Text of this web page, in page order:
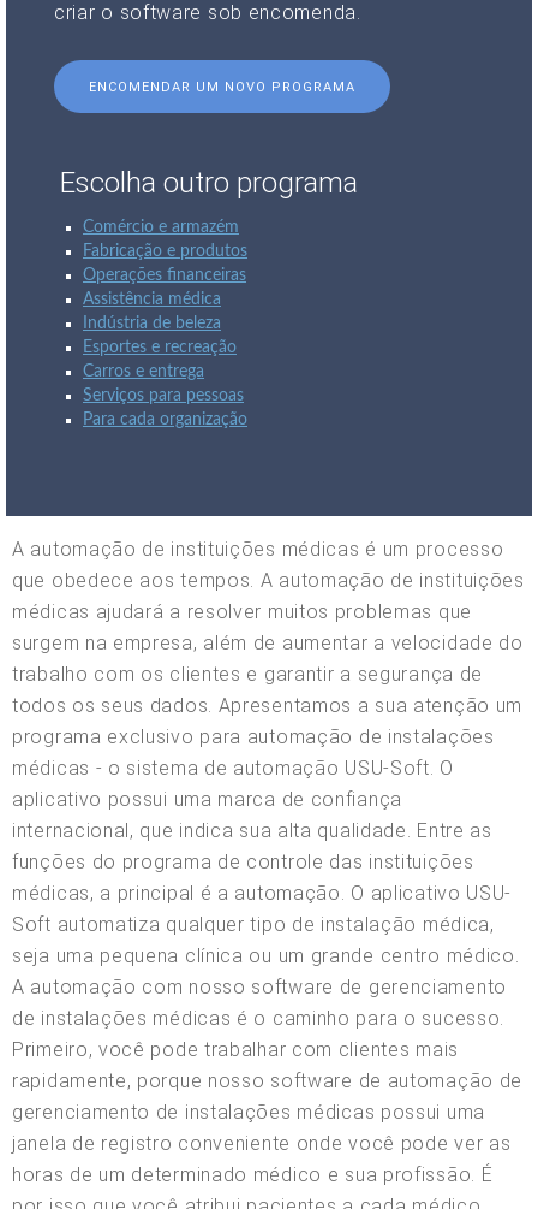
criar o software sob encomenda.
ENCOMENDAR UM NOVO PROGRAMA
Escolha outro programa
Comércio e armazém
Fabricação e produtos
Operações financeiras
Assistência médica
Indústria de beleza
Esportes e recreação
Carros e entrega
Serviços para pessoas
Para cada organização
A automação de instituições médicas é um processo
que obedece aos tempos. A automação de instituições
médicas ajudará a resolver muitos problemas que
surgem na empresa, além de aumentar a velocidade do
trabalho com os clientes e garantir a segurança de
todos os seus dados. Apresentamos a sua atenção um
programa exclusivo para automação de instalações
médicas - o sistema de automação USU-Soft. O
aplicativo possui uma marca de confiança
internacional, que indica sua alta qualidade. Entre as
funções do programa de controle das instituições
médicas, a principal é a automação. O aplicativo USU-
Soft automatiza qualquer tipo de instalação médica,
seja uma pequena clínica ou um grande centro médico.
A automação com nosso software de gerenciamento
de instalações médicas é o caminho para o sucesso.
Primeiro, você pode trabalhar com clientes mais
rapidamente, porque nosso software de automação de
gerenciamento de instalações médicas possui uma
janela de registro conveniente onde você pode ver as
horas de um determinado médico e sua profissão. É